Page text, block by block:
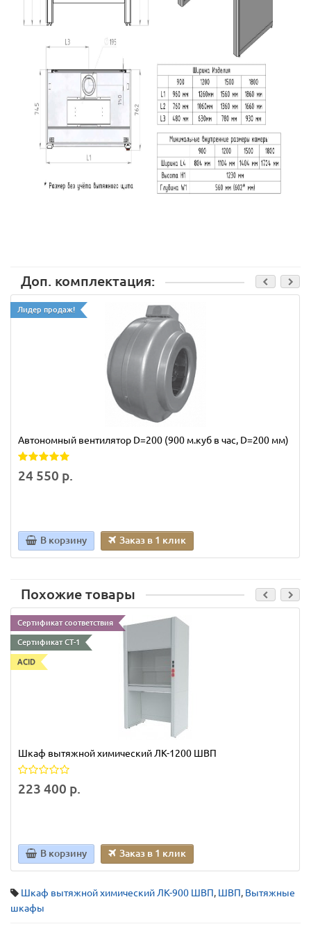
Доп. комплектация:
Лидер продаж!
Автономный вентилятор D=200 (900 м.куб в час, D=200 мм)
24 550 р.
В корзину Заказ в 1 клик
Похожие товары
Сертификат соответствия
Сертификат СТ-1
ACID
Шкаф вытяжной химический ЛК-1200 ШВП
223 400 р.
В корзину Заказ в 1 клик
Шкаф вытяжной химический ЛК-900 ШВП, ШВП, Вытяжные
шкафы